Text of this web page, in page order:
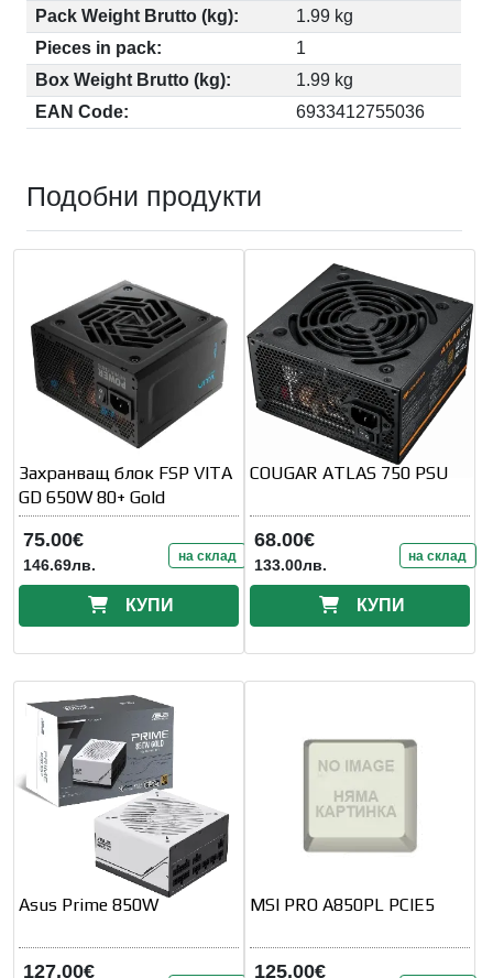
Pack Weight Brutto (kg):
1.99 kg
Pieces in pack:
1
Box Weight Brutto (kg):
1.99 kg
EAN Code:
6933412755036
Подобни продукти
Захранващ блок FSP VITA
GD 650W 80+ Gold
75.00€
146.69лв. на склад
КУПИ
COUGAR ATLAS 750 PSU
68.00€
133.00лв. на склад
КУПИ
Asus Prime 850W
127.00€
MSI PRO A850PL PCIE5
125.00€